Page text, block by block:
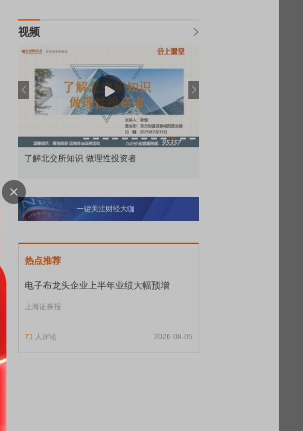
视频
市价委托那么多种，究竟怎么用？
一键关注财经大咖
热点推荐
电子布龙头企业上半年业绩大幅预增
上海证券报
71 人评论 2026-08-05